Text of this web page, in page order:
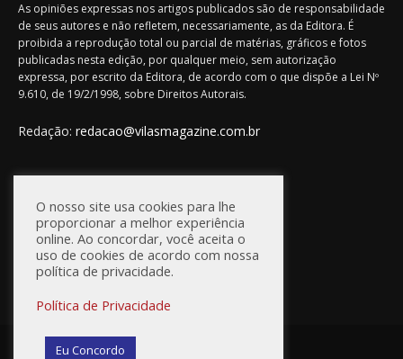
As opiniões expressas nos artigos publicados são de responsabilidade
de seus autores e não refletem, necessariamente, as da Editora. É
proibida a reprodução total ou parcial de matérias, gráficos e fotos
publicadas nesta edição, por qualquer meio, sem autorização
expressa, por escrito da Editora, de acordo com o que dispõe a Lei Nº
9.610, de 19/2/1998, sobre Direitos Autorais.
Redação: redacao@vilasmagazine.com.br
FIQUE CONECTADO
© Vilas Magazine / Site Desenvolvido por:
O nosso site usa cookies para lhe
proporcionar a melhor experiência
online. Ao concordar, você aceita o
uso de cookies de acordo com nossa
política de privacidade.
Política de Privacidade
Eu Concordo